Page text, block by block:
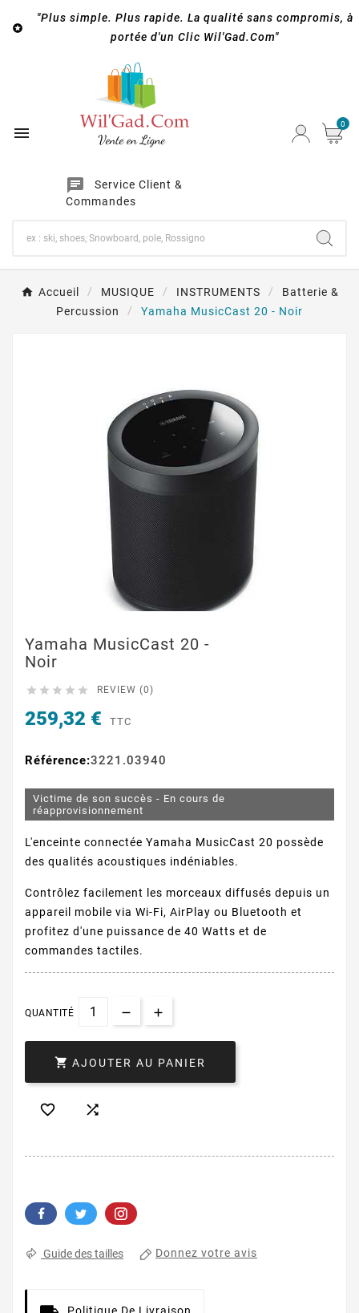

"Plus simple. Plus rapide. La qualité sans compromis, à
portée d'un Clic Wil'Gad.Com"

chat
Service Client &
Commandes
0
Accueil MUSIQUE INSTRUMENTS
Batterie &
Percussion
Yamaha MusicCast 20 - Noir
Yamaha MusicCast 20 -
Noir
     REVIEW (0)
259,32 € TTC
Référence:3221.03940
Victime de son succès - En cours de
réapprovisionnement
L'enceinte connectée Yamaha MusicCast 20 possède
des qualités acoustiques indéniables.
Contrôlez facilement les morceaux diffusés depuis un
appareil mobile via Wi-Fi, AirPlay ou Bluetooth et
profitez d'une puissance de 40 Watts et de
commandes tactiles.
QUANTITÉ
 AJOUTER AU PANIER
 
Guide des tailles Donnez votre avis